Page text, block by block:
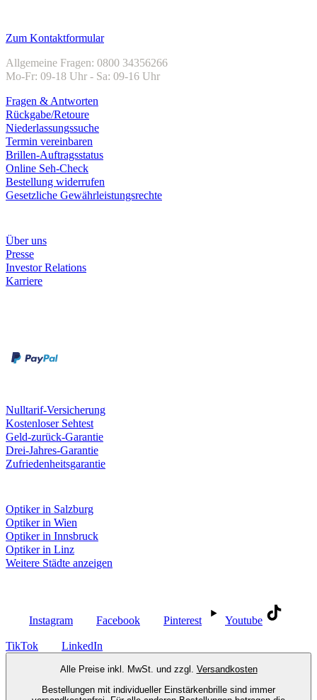
Zum Kontaktformular
Allgemeine Fragen: 0800 34356266
Mo-Fr: 09-18 Uhr - Sa: 09-16 Uhr
Fragen & Antworten
Rückgabe/Retoure
Niederlassungssuche
Termin vereinbaren
Brillen-Auftragsstatus
Online Seh-Check
Bestellung widerrufen
Gesetzliche Gewährleistungsrechte
Über uns
Presse
Investor Relations
Karriere
Nulltarif-Versicherung
Kostenloser Sehtest
Geld-zurück-Garantie
Drei-Jahres-Garantie
Zufriedenheitsgarantie
Optiker in Salzburg
Optiker in Wien
Optiker in Innsbruck
Optiker in Linz
Weitere Städte anzeigen
Instagram Facebook Pinterest Youtube
TikTok LinkedIn
Alle Preise inkl. MwSt. und zzgl. Versandkosten
Bestellungen mit individueller Einstärkenbrille sind immer